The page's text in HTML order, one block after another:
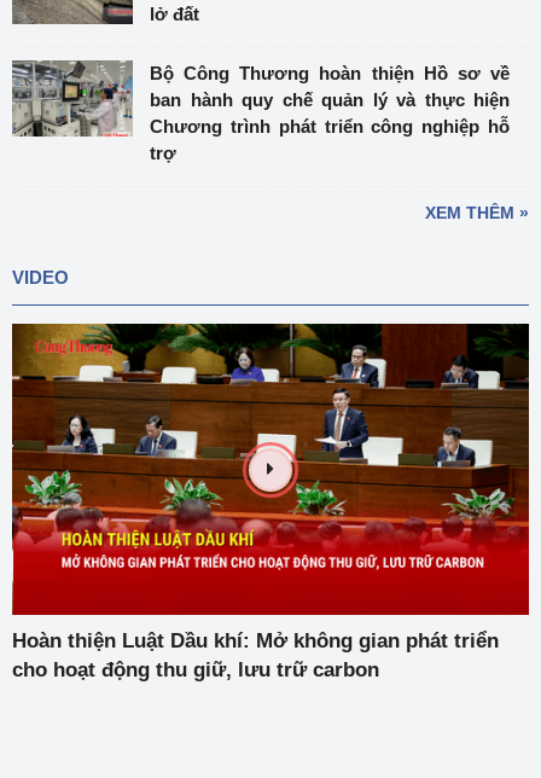
lở đất
Bộ Công Thương hoàn thiện Hồ sơ về
ban hành quy chế quản lý và thực hiện
Chương trình phát triển công nghiệp hỗ
trợ
XEM THÊM »
VIDEO
Hoàn thiện Luật Dầu khí: Mở không gian phát triển
cho hoạt động thu giữ, lưu trữ carbon